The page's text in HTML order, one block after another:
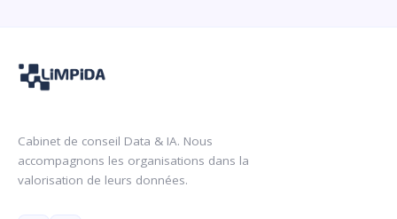
Cabinet de conseil Data & IA. Nous
accompagnons les organisations dans la
valorisation de leurs données.